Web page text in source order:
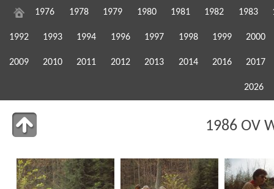
1976 1978 1979 1980 1981 1982 1983
1992 1993 1994 1996 1997 1998 1999 2000
2009 2010 2011 2012 2013 2014 2016 2017
2026
1986 OV